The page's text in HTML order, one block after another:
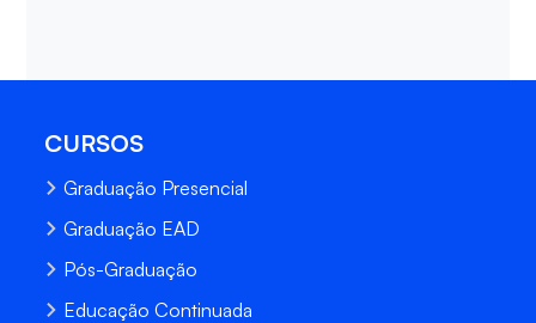
CURSOS
Graduação Presencial
Graduação EAD
Pós-Graduação
Educação Continuada